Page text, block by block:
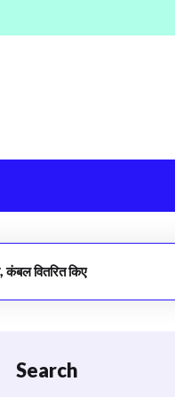
कंबल वितरित किए
Search